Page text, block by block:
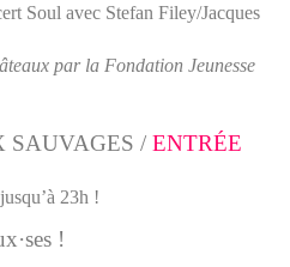
Soul avec Stefan Filey/Jacques
par la Fondation Jeunesse
SAUVAGES / ENTRÉE
23h !
!